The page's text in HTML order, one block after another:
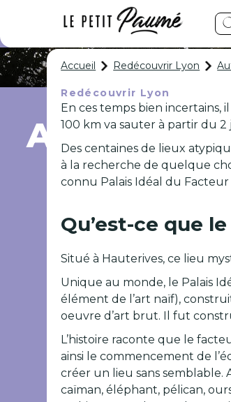
Autour de
Accueil Redécouvrir Lyon
Redécouvrir Lyon
En ces temps bien incertains,
100 km va sauter à partir du
Des centaines de lieux
à la recherche de quelque
connu Palais Idéal du Facteur
Qu’est-ce que
Situé à Hauterives, ce lieu
Unique au monde, le Palais
élément de l’art naïf),
oeuvre d’art brut. Il fut
L’histoire raconte que le
ainsi le commencement de
créer un lieu sans semblable.
caïman, éléphant, pélican,